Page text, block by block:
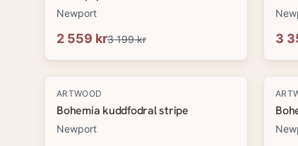
Newport
2 559 kr3 199 kr 3
-20%
ARTWOOD
Bohemia kuddfodral stripe
Newport
-20%